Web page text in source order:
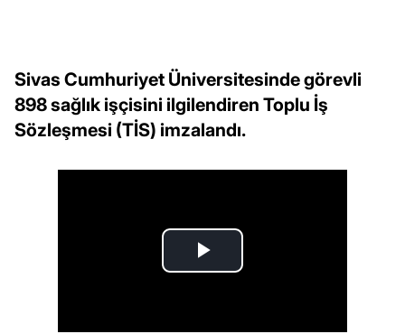
Sivas Cumhuriyet Üniversitesinde görevli
898 sağlık işçisini ilgilendiren Toplu İş
Sözleşmesi (TİS) imzalandı.